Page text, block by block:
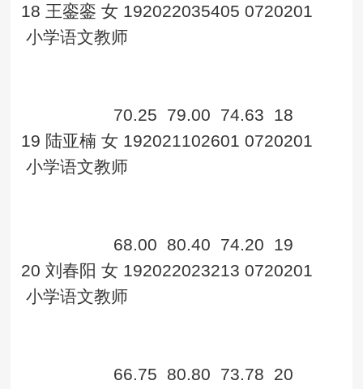
18 王銮銮 女 192022035405 0720201
小学语文教师
70.25 79.00 74.63 18
19 陆亚楠 女 192021102601 0720201
小学语文教师
68.00 80.40 74.20 19
20 刘春阳 女 192022023213 0720201
小学语文教师
66.75 80.80 73.78 20